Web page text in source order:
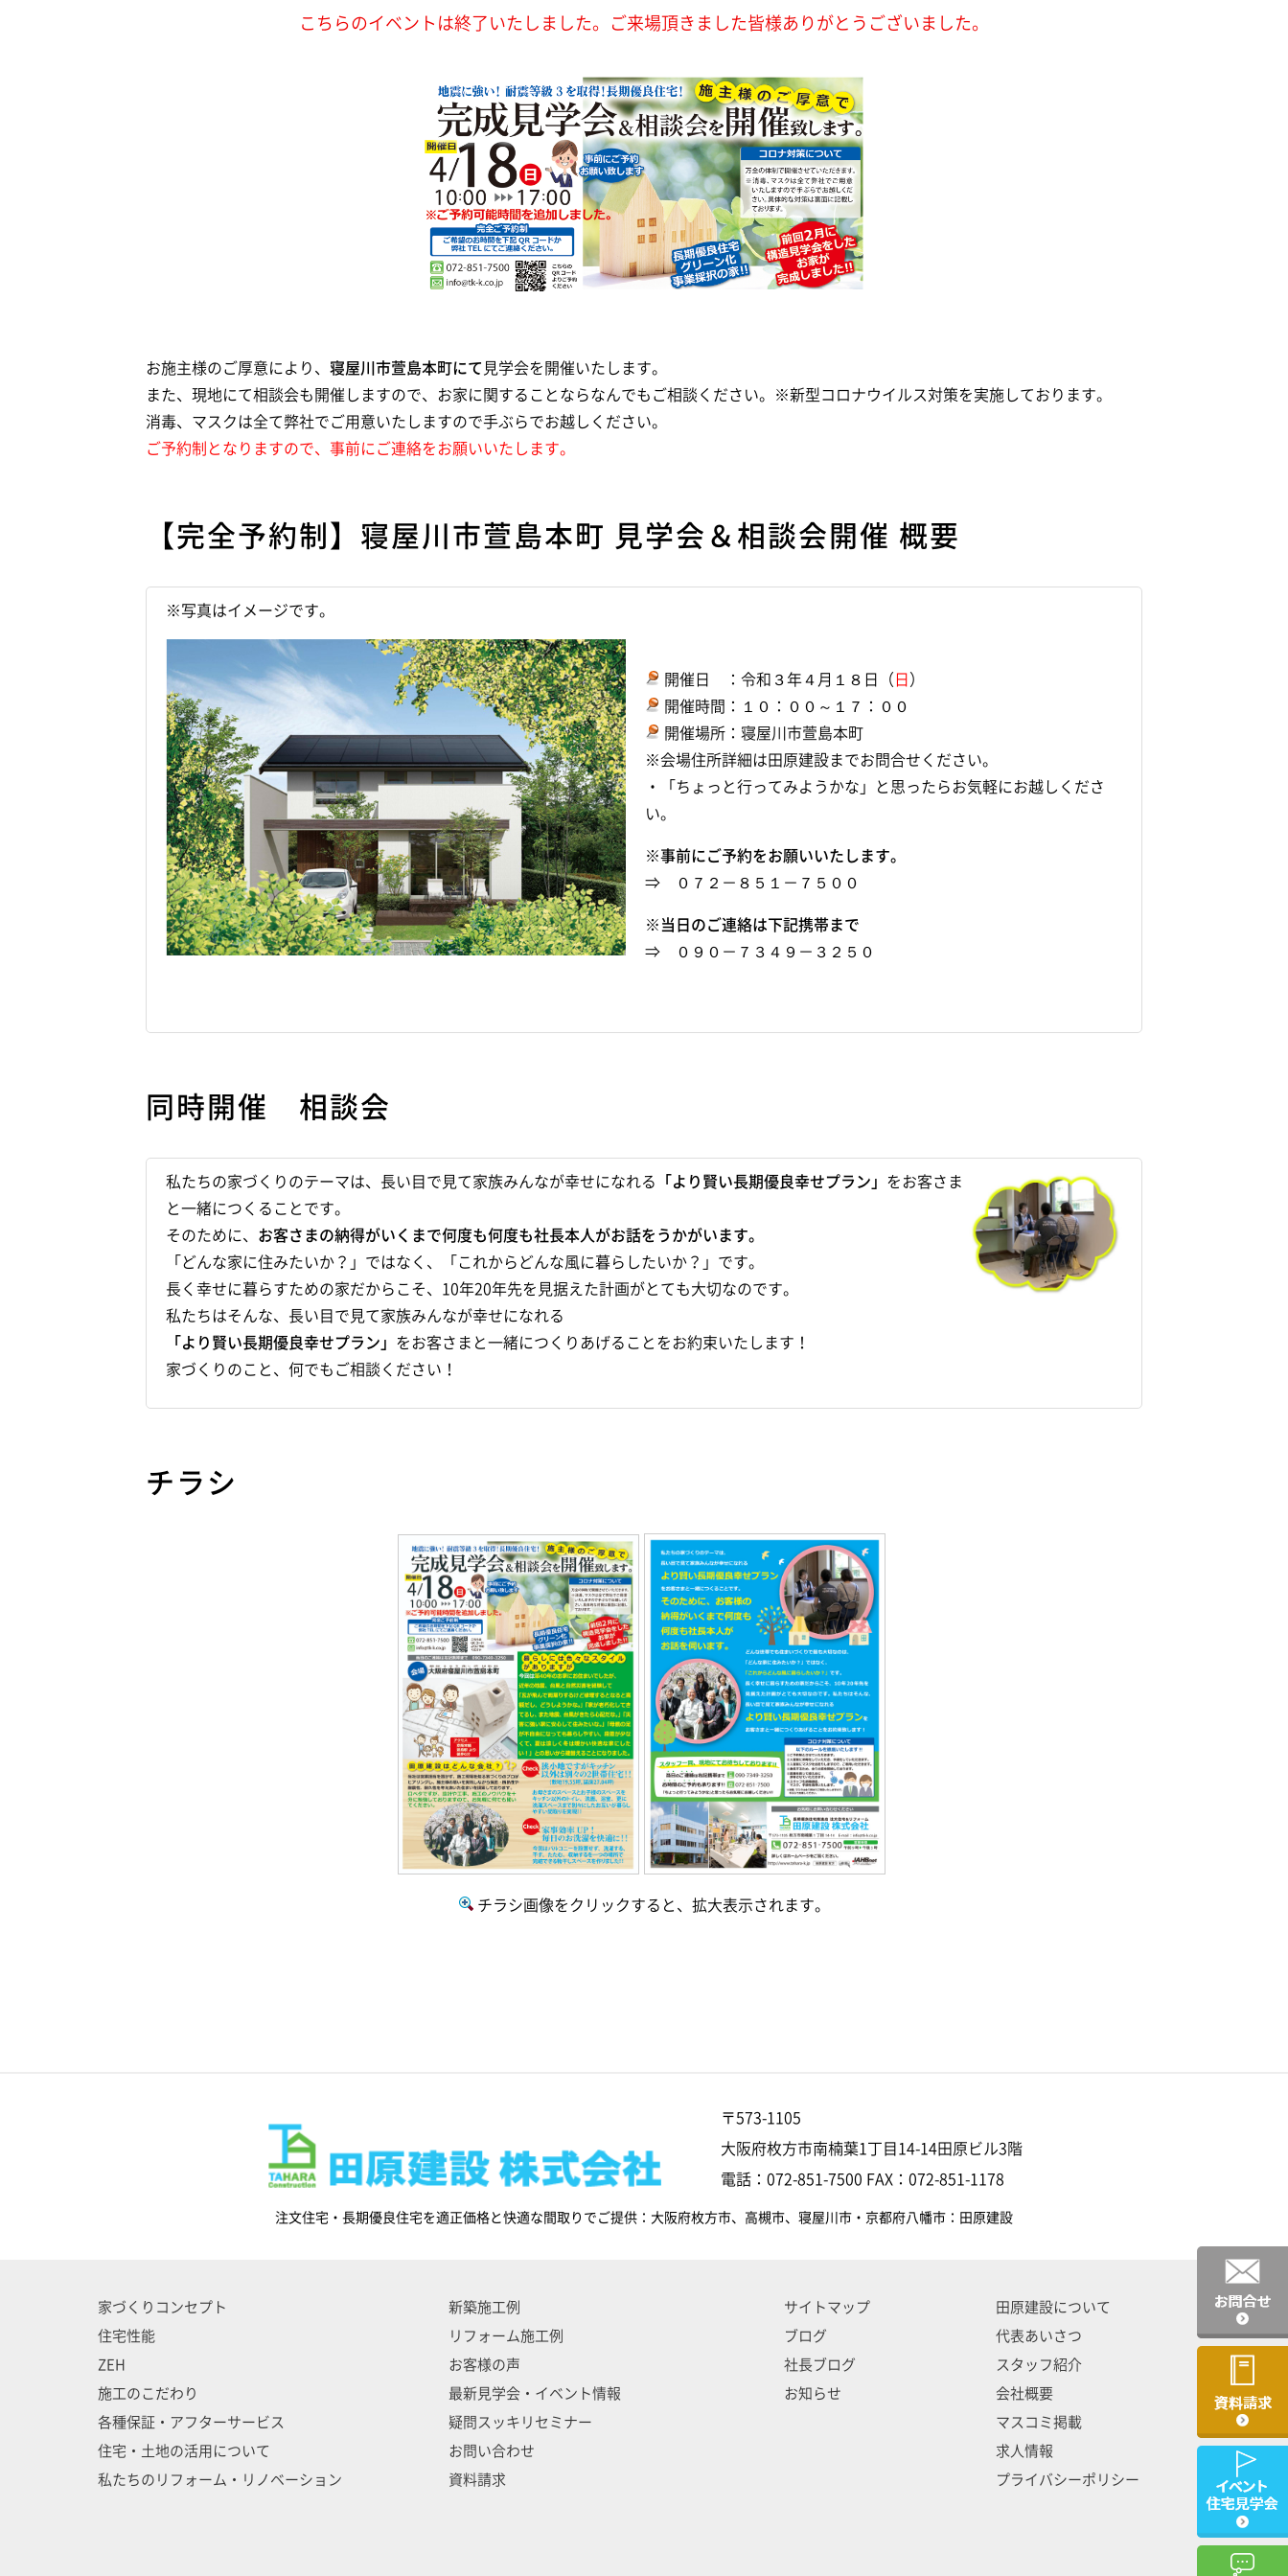
こちらのイベントは終了いたしました。ご来場頂きました皆様ありがとうございました。
お施主様のご厚意により、 寝屋川市萱島本町にて 見学会を開催いたします。
また、現地にて相談会も開催しますので、お家に関することならなんでもご相談ください。
※新型コロナウイルス対策を実施しております。
消毒、マスクは全て弊社でご用意いたしますので手ぶらでお越しください。
ご予約制となりますので、事前にご連絡をお願いいたします。
【完全予約制】寝屋川市萱島本町 見学会＆相談会開催 概要
※写真はイメージです。
開催日 ：令和３年４月１８日（ 日 ）
開催時間：１０：００～１７：００
開催場所：寝屋川市萱島本町
※会場住所詳細は田原建設までお問合せください。
・「ちょっと行ってみようかな」と思ったらお気軽にお越しくださ
い。
※事前にご予約をお願いいたします。
⇒ ０７２－８５１－７５００
※ 当日のご連絡は下記携帯まで
⇒ ０９０－７３４９－３２５０
同時開催 相談会
私たちの家づくりのテーマは、長い目で見て家族みんなが幸せになれる 「より賢い長期優良幸せプラン」 をお客さま
と一緒につくることです。
そのために、 お客さまの納得がいくまで何度も何度も社長本人がお話をうかがいます。
「どんな家に住みたいか？」ではなく、「これからどんな風に暮らしたいか？」です。
長く幸せに暮らすための家だからこそ、10年20年先を見据えた計画がとても大切なのです。
私たちはそんな、長い目で見て家族みんなが幸せになれる
「より賢い長期優良幸せプラン」 をお客さまと一緒につくりあげることをお約束いたします！
家づくりのこと、何でもご相談ください！
チラシ
チラシ画像をクリックすると、拡大表示されます。
〒573-1105
大阪府枚方市南楠葉1丁目14-14田原ビル3階
電話：072-851-7500 FAX：072-851-1178
注文住宅・長期優良住宅を適正価格と快適な間取りでご提供：大阪府枚方市、高槻市、寝屋川市・京都府八幡市：田原建設
家づくりコンセプト
住宅性能
ZEH
施工のこだわり
各種保証・アフターサービス
住宅・土地の活用について
私たちのリフォーム・リノベーション
新築施工例
リフォーム施工例
お客様の声
最新見学会・イベント情報
疑問スッキリセミナー
お問い合わせ
資料請求
サイトマップ
ブログ
社長ブログ
お知らせ
田原建設について
代表あいさつ
スタッフ紹介
会社概要
マスコミ掲載
求人情報
プライバシーポリシー